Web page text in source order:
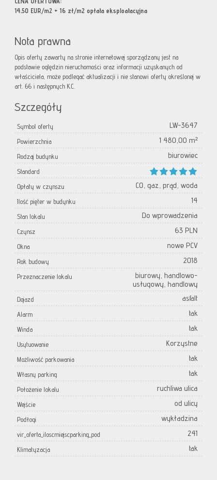
14,50 EUR/m2 + 16 zł/m2 opłata eksploatacyjna
Nota prawna
Opis oferty zawarty na stronie internetowej sporządzany jest na
podstawie oględzin nieruchomości oraz informacji uzyskanych od
właściciela, może podlegać aktualizacji i nie stanowi oferty określonej w
art. 66 i następnych K.C.
Szczegóły
Symbol oferty LW-3647
Powierzchnia 1 480,00 m²
Rodzaj budynku biurowiec
Standard
Opłaty w czynszu
CO, gaz, prąd, woda
Ilość pięter w budynku 14
Stan lokalu Do wprowadzenia
Czynsz 63 PLN
Okna nowe PCV
Rok budowy 2018
Przeznaczenie lokalu
biurowy, handlowo-
usługowy, handlowy
Dojazd asfalt
Alarm tak
Winda tak
Usytuowanie Korzystne
Możliwość parkowania tak
Własny parking tak
Położenie lokalu ruchliwa ulica
Wejście od ulicy
Podłogi wykładzina
vir_oferta_iloscmiejscparking_pod 241
Klimatyzacja tak